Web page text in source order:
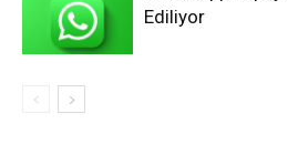
Ediliyor